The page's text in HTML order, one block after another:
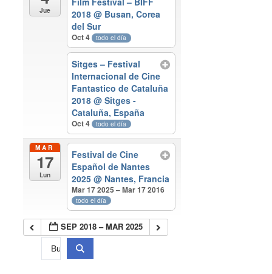
Jue
2018@ Busan, Corea
del Sur
Oct 4 todo el día
Sitges – Festival
Internacional de Cine
Fantastico de Cataluña
2018@ Sitges -
Cataluña, España
Oct 4 todo el día
MAR
17
Lun
Festival de Cine
Español de Nantes
2025@ Nantes, Francia
Mar 17 2025 – Mar 17 2016
todo el día
SEP 2018 – MAR 2025